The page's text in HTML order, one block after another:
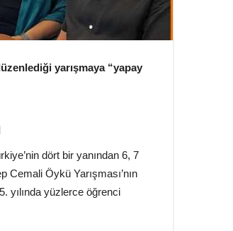
yarışmaya “yapay
dört bir yanından 6, 7
Cemali Öykü Yarışması’nın
yılında yüzlerce öğrenci